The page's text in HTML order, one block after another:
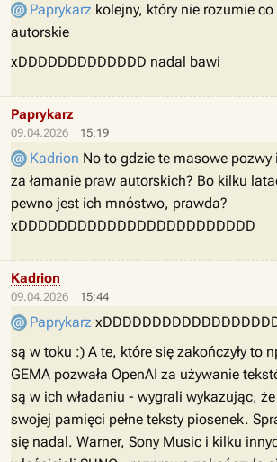
Paprykarz kolejny, który nie rozumie
autorskie
xDDDDDDDDDDDDD nadal bawi
09.04.2026 15:19
Paprykarz
Kadrion No to gdzie te masowe
za łamanie praw autorskich? Bo kilku
pewno jest ich mnóstwo, prawda?
xDDDDDDDDDDDDDDDDDDDDDDDD
09.04.2026 15:44
Kadrion
Paprykarz
są w toku :) A te, które się zakończyły to
GEMA pozwała OpenAI za używanie
są w ich władaniu - wygrali wykazując,
swojej pamięci pełne teksty piosenek.
się nadal. Warner, Sony Music i kilku